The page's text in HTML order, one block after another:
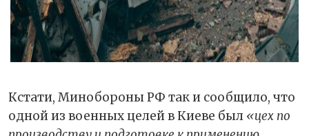
Кстати, Минобороны РФ так и сообщило, что
одной из военных целей в Киеве был «цех по